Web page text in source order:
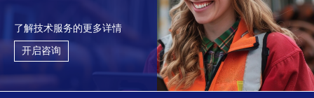
了解技术服务的更多详情
开启咨询